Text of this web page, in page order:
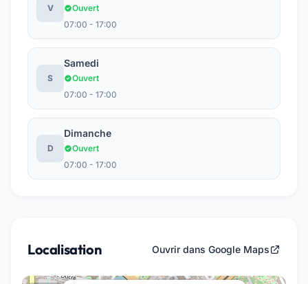
V
Ouvert
07:00 - 17:00
S
Samedi
Ouvert
07:00 - 17:00
D
Dimanche
Ouvert
07:00 - 17:00
Localisation Ouvrir dans Google Maps